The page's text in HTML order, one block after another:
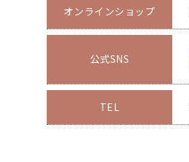
オンラインショップ
公式SNS
TEL